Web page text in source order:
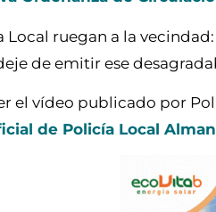
Local ruegan a la vecindad:
de emitir ese
el vídeo publicado por
de Policía Local